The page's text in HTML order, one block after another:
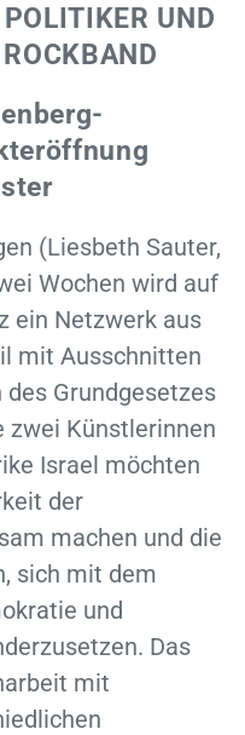
UND
(Liesbeth Sauter,
Wochen wird auf
ein Netzwerk aus
mit Ausschnitten
Grundgesetzes
zwei Künstlerinnen
Israel möchten
der
machen und die
sich mit dem
und
Das
mit